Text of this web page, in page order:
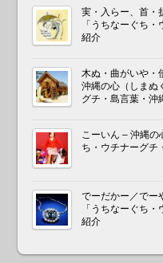
実・入らー、首
「うちなーぐち
紹介
木ぬ・曲がいや・
沖縄の心（しま
グチ・島言葉・沖
こーいん – 沖縄
ち・ウチナーグチ
でーだかー／で
「うちなーぐち
紹介